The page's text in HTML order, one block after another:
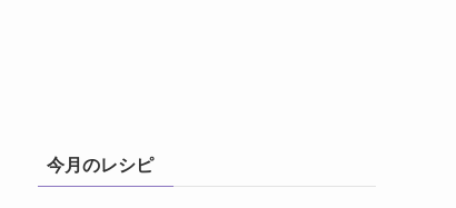
今月のレシピ